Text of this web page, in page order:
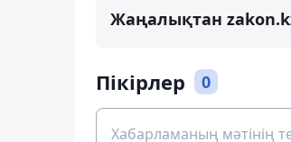
Жаңалықтан
Пікірлер 0